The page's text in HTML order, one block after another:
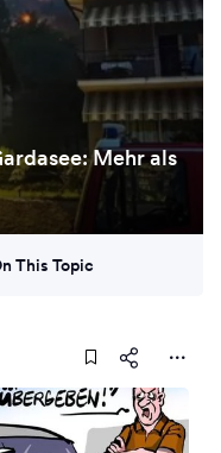
Mehr als
This Topic